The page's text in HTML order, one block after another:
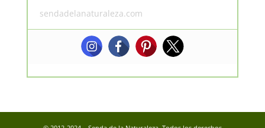
sendadelanaturaleza.com